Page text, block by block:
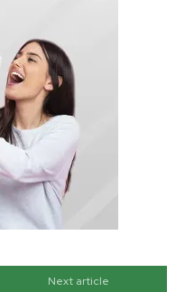
Next article